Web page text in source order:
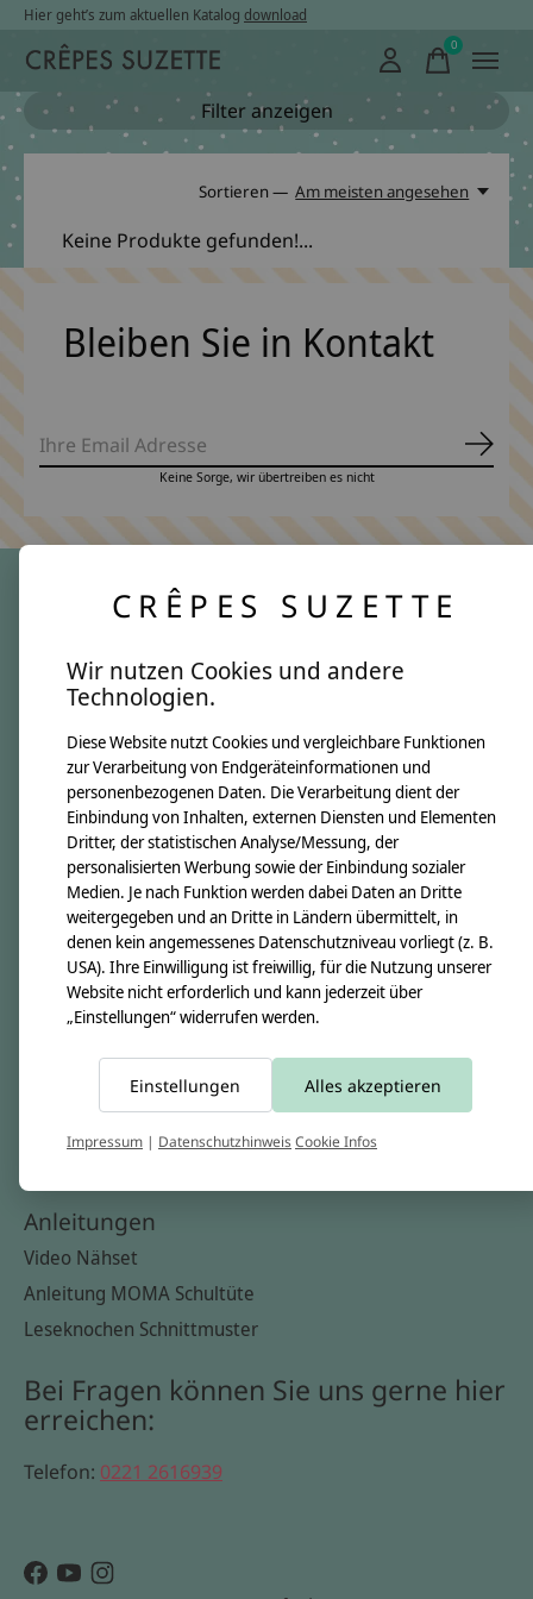
Hier geht’s zum aktuellen Katalog download
0items
Filter anzeigen
Sortieren — Am meisten angesehen
Keine Produkte gefunden!...
Bleiben Sie in Kontakt
Keine Sorge, wir übertreiben es nicht
Über uns
Unsere Creppies
Nähkästchen
Unsere Stoffe
Impressum
Informationen
Kontakt
Versandkosten & Rücksendungen
Zahlungsarten
Widerrufsbelehrung
Anleitungen
Video Nähset
Anleitung MOMA Schultüte
Leseknochen Schnittmuster
Bei Fragen können Sie uns gerne hier
erreichen:
Telefon: 0221 2616939
CRÊPES SUZETTE
Wir nutzen Cookies und andere
Technologien.
Diese Website nutzt Cookies und vergleichbare Funktionen
zur Verarbeitung von Endgeräteinformationen und
personenbezogenen Daten. Die Verarbeitung dient der
Einbindung von Inhalten, externen Diensten und Elementen
Dritter, der statistischen Analyse/Messung, der
personalisierten Werbung sowie der Einbindung sozialer
Medien. Je nach Funktion werden dabei Daten an Dritte
weitergegeben und an Dritte in Ländern übermittelt, in
denen kein angemessenes Datenschutzniveau vorliegt (z. B.
USA). Ihre Einwilligung ist freiwillig, für die Nutzung unserer
Website nicht erforderlich und kann jederzeit über
„Einstellungen“ widerrufen werden.
Einstellungen Alles akzeptieren
Impressum | DatenschutzhinweisCookie Infos